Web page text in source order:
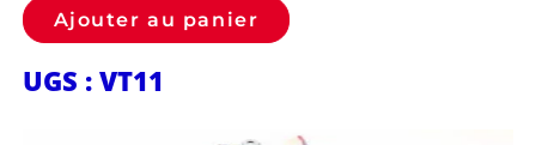
Ajouter au panier
UGS : VT11